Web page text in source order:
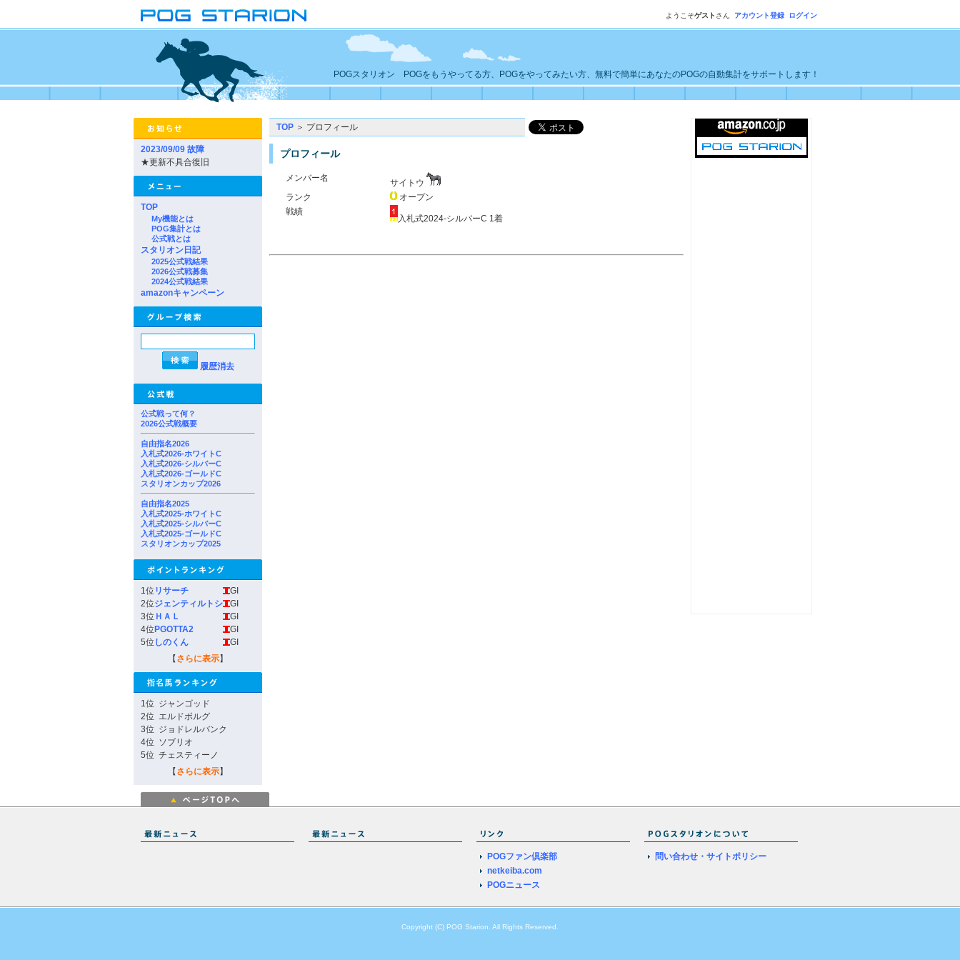
ようこそゲスト さん アカウント登録 ログイン
POGスタリオン POGをもうやってる方、POGをやってみたい方、無料で簡単にあなたのPOGの自動集計をサポートします！
2023/09/09 故障
★更新不具合復旧
TOP
My機能とは
POG集計とは
公式戦とは
スタリオン日記
2025公式戦結果
2026公式戦募集
2024公式戦結果
amazonキャンペーン
履歴消去
公式戦って何？
2026公式戦概要
自由指名2026
入札式2026-ホワイトC
入札式2026-シルバーC
入札式2026-ゴールドC
スタリオンカップ2026
自由指名2025
入札式2025-ホワイトC
入札式2025-シルバーC
入札式2025-ゴールドC
スタリオンカップ2025
1位 リサーチ
GI
2位ジェンティルトシ
GI
3位 ＨＡＬ
GI
4位 PGOTTA2
GI
5位 しのくん
GI
【 さらに表示】
1位 ジャンゴッド
2位 エルドボルグ
3位 ジョドレルバンク
4位 ソブリオ
5位 チェスティーノ
【 さらに表示】
TOP ＞ プロフィール
プロフィール
メンバー名
サイトウ
ランク
オープン
戦績
入札式2024-シルバーC 1着
POGファン倶楽部
netkeiba.com
POGニュース
問い合わせ・サイトポリシー
Copyright (C) POG Starion. All Rights Reserved.